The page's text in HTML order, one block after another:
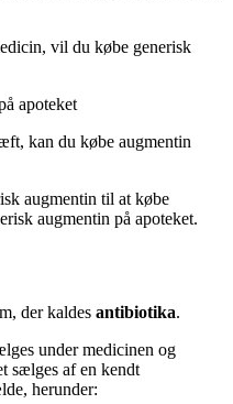
vil du købe generisk
apoteket
kan du købe augmentin
augmentin til at købe
augmentin på apoteket.
der kaldes antibiotika.
under medicinen og
sælges af en kendt
herunder: